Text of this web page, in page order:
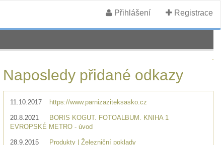
Přihlášení Registrace
Naposledy přidané odkazy
11.10.2017 https://www.parnizaziteksasko.cz
20.8.2021
BORIS KOGUT. FOTOALBUM. KNIHA 1
EVROPSKÉ METRO - úvod
28.9.2015 Produkty | Železniční poklady